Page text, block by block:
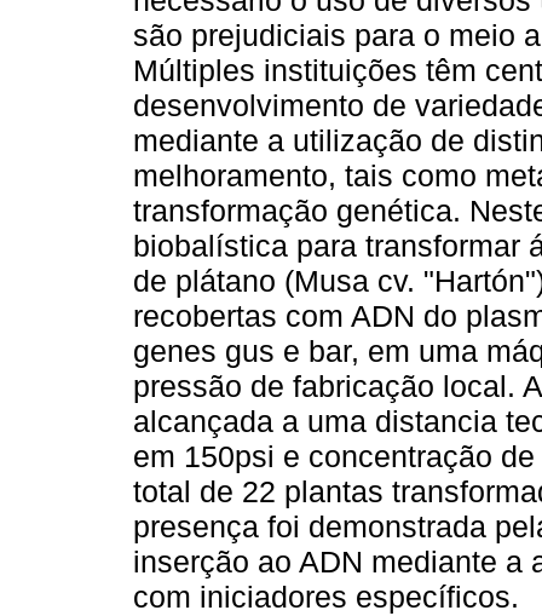
são prejudiciais para o meio
Múltiples instituições têm
desenvolvimento de
mediante a utilização de
melhoramento, tais como
transformação genética.
biobalística para transformar
de plátano (Musa cv.
recobertas com ADN do
genes gus e bar, em uma
pressão de fabricação local.
alcançada a uma distancia
em 150psi e concentração
total de 22 plantas
presença foi demonstrada
inserção ao ADN mediante a
com iniciadores específicos.